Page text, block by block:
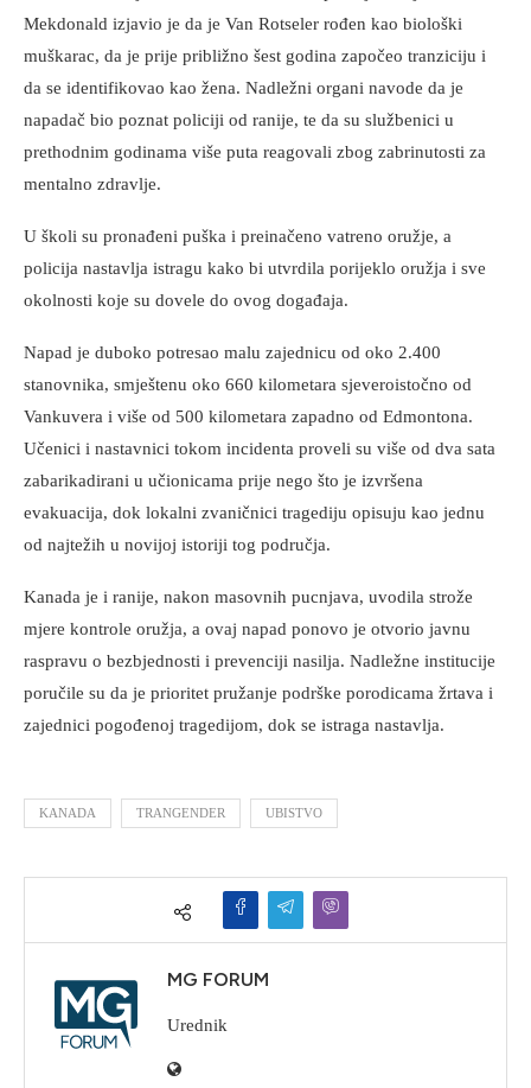
Mekdonald izjavio je da je Van Rotseler rođen kao biološki
muškarac, da je prije približno šest godina započeo tranziciju i
da se identifikovao kao žena. Nadležni organi navode da je
napadač bio poznat policiji od ranije, te da su službenici u
prethodnim godinama više puta reagovali zbog zabrinutosti za
mentalno zdravlje.
U školi su pronađeni puška i preinačeno vatreno oružje, a
policija nastavlja istragu kako bi utvrdila porijeklo oružja i sve
okolnosti koje su dovele do ovog događaja.
Napad je duboko potresao malu zajednicu od oko 2.400
stanovnika, smještenu oko 660 kilometara sjeveroistočno od
Vankuvera i više od 500 kilometara zapadno od Edmontona.
Učenici i nastavnici tokom incidenta proveli su više od dva sata
zabarikadirani u učionicama prije nego što je izvršena
evakuacija, dok lokalni zvaničnici tragediju opisuju kao jednu
od najtežih u novijoj istoriji tog područja.
Kanada je i ranije, nakon masovnih pucnjava, uvodila strože
mjere kontrole oružja, a ovaj napad ponovo je otvorio javnu
raspravu o bezbjednosti i prevenciji nasilja. Nadležne institucije
poručile su da je prioritet pružanje podrške porodicama žrtava i
zajednici pogođenoj tragedijom, dok se istraga nastavlja.
KANADA TRANGENDER UBISTVO
MG FORUM
Urednik